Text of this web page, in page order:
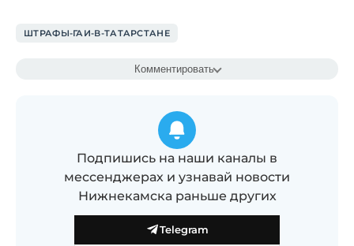
ШТРАФЫ-ГАИ-В-ТАТАРСТАНЕ
Комментировать
Подпишись на наши каналы в
мессенджерах и узнавай новости
Нижнекамска раньше других
Telegram